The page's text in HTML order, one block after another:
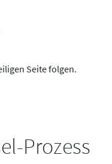
Seite folgen.
Prozess